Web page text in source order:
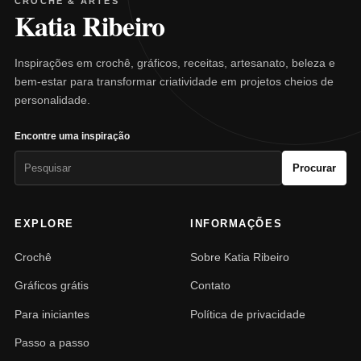
Katia Ribeiro
Inspirações em crochê, gráficos, receitas, artesanato, beleza e
bem-estar para transformar criatividade em projetos cheios de
personalidade.
Encontre uma inspiração
Procurar
EXPLORE
Crochê
Gráficos grátis
Para iniciantes
Passo a passo
INFORMAÇÕES
Sobre Katia Ribeiro
Contato
Política de privacidade